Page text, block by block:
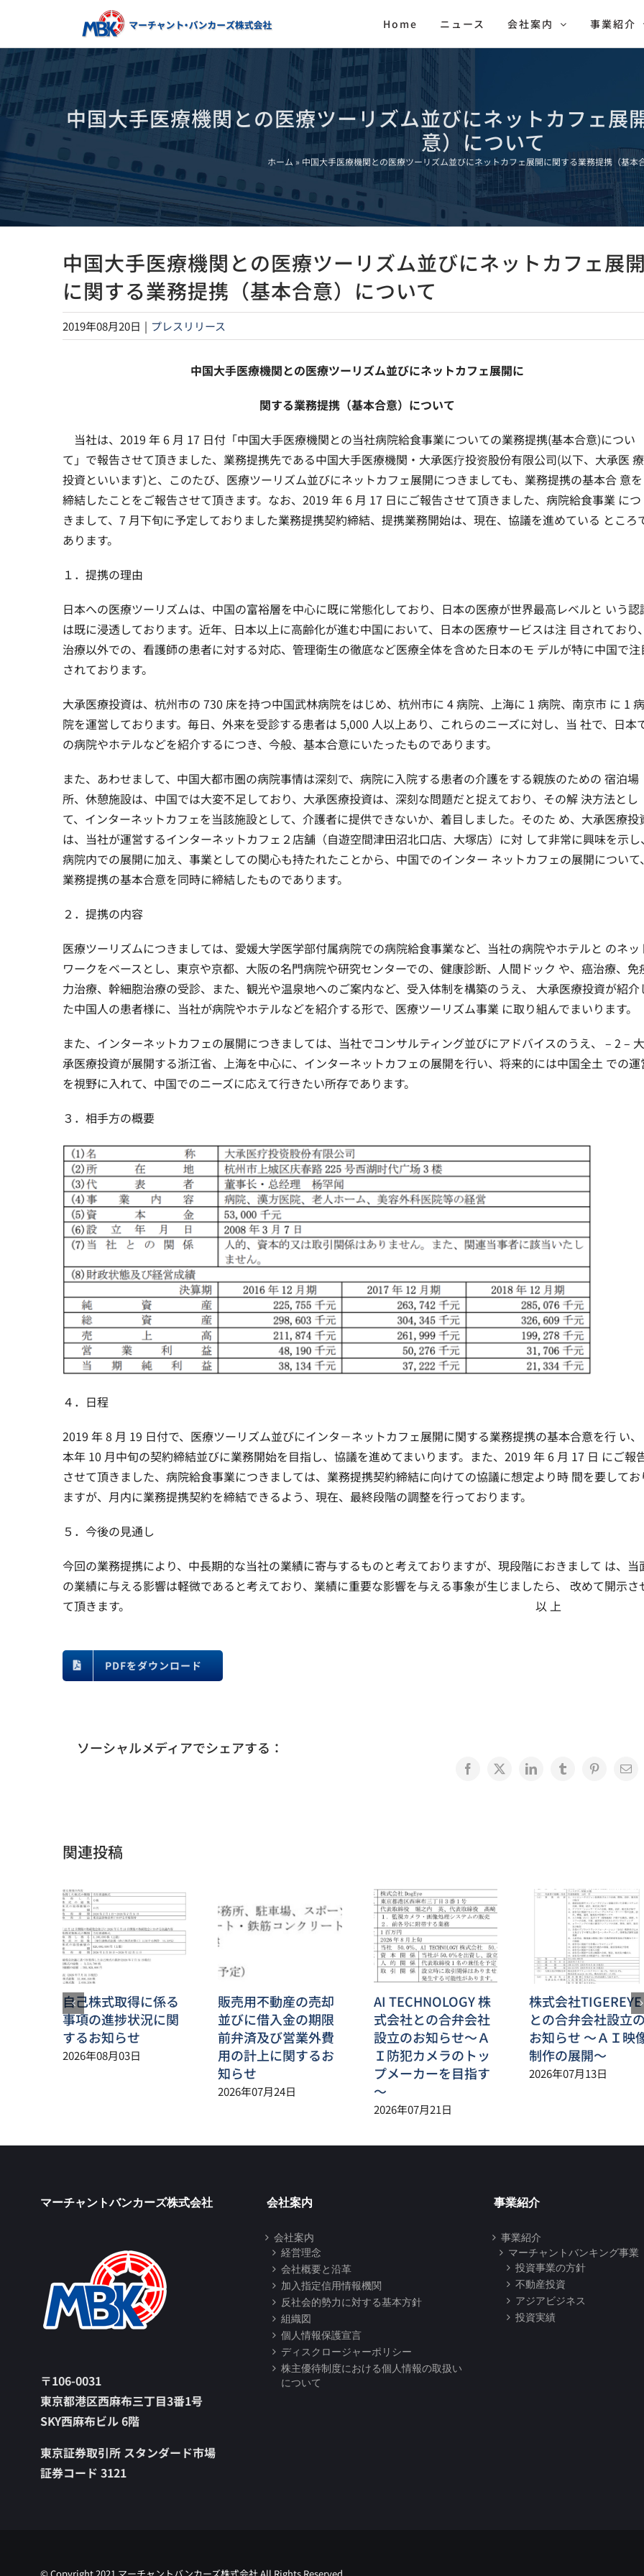
content
Home ニュース 会社案内 事業紹介
中国大手医療機関との医療ツーリズム並びにネットカフェ展
意）について
ホーム » 中国大手医療機関との医療ツーリズム並びにネットカフェ展開に関する業務提携（基本
中国大手医療機関との医療ツーリズム並びにネットカフェ展開
に関する業務提携（基本合意）について
2019年08月20日 | プレスリリース
中国大手医療機関との医療ツーリズム並びにネットカフェ展開に
関する業務提携（基本合意）について
当社は、2019 年 6 月 17 日付「中国大手医療機関との当社病院給食事業についての業務提携(基本合意)につい
て」で報告させて頂きました、業務提携先である中国大手医療機関・大承医疗投资股份有限公司(以下、大承医 療
投資といいます)と、このたび、医療ツーリズム並びにネットカフェ展開につきましても、業務提携の基本合 意を
締結したことをご報告させて頂きます。なお、2019 年 6 月 17 日にご報告させて頂きました、病院給食事業 につ
きまして、7 月下旬に予定しておりました業務提携契約締結、提携業務開始は、現在、協議を進めている ところ
あります。
１．提携の理由
日本への医療ツーリズムは、中国の富裕層を中心に既に常態化しており、日本の医療が世界最高レベルと いう認
は既に浸透しております。近年、日本以上に高齢化が進む中国において、日本の医療サービスは注 目されており、
治療以外での、看護師の患者に対する対応、管理衛生の徹底など医療全体を含めた日本のモ デルが特に中国で注
されております。
大承医療投資は、杭州市の 730 床を持つ中国武林病院をはじめ、杭州市に 4 病院、上海に 1 病院、南京市 に 1 病
院を運営しております。毎日、外来を受診する患者は 5,000 人以上あり、これらのニーズに対し、当 社で、日本
の病院やホテルなどを紹介するにつき、今般、基本合意にいたったものであります。
また、あわせまして、中国大都市圏の病院事情は深刻で、病院に入院する患者の介護をする親族のための 宿泊場
所、休憩施設は、中国では大変不足しており、大承医療投資は、深刻な問題だと捉えており、その解 決方法とし
て、インターネットカフェを当該施設として、介護者に提供できないか、着目しました。そのた め、大承医療投
は、当社が運営するインターネットカフェ２店舗（自遊空間津田沼北口店、大塚店）に対 して非常に興味を示し、
病院内での展開に加え、事業としての関心も持たれたことから、中国でのインター ネットカフェの展開について、
業務提携の基本合意を同時に締結したものであります。
２．提携の内容
医療ツーリズムにつきましては、愛媛大学医学部付属病院での病院給食事業など、当社の病院やホテルと のネッ
ワークをベースとし、東京や京都、大阪の名門病院や研究センターでの、健康診断、人間ドック や、癌治療、免
力治療、幹細胞治療の受診、また、観光や温泉地へのご案内など、受入体制を構築のうえ、 大承医療投資が紹介
た中国人の患者様に、当社が病院やホテルなどを紹介する形で、医療ツーリズム事業 に取り組んでまいります。
また、インターネットカフェの展開につきましては、当社でコンサルティング並びにアドバイスのうえ、 – 2 – 大
承医療投資が展開する浙江省、上海を中心に、インターネットカフェの展開を行い、将来的には中国全土 での運
を視野に入れて、中国でのニーズに応えて行きたい所存であります。
３．相手方の概要
４．日程
2019 年 8 月 19 日付で、医療ツーリズム並びにインタ－ネットカフェ展開に関する業務提携の基本合意を行 い、
本年 10 月中旬の契約締結並びに業務開始を目指し、協議を進めてまいります。また、2019 年 6 月 17 日 にご報
させて頂きました、病院給食事業につきましては、業務提携契約締結に向けての協議に想定より時 間を要してお
ますが、月内に業務提携契約を締結できるよう、現在、最終段階の調整を行っております。
５．今後の見通し
今回の業務提携により、中長期的な当社の業績に寄与するものと考えておりますが、現段階におきまして は、当
の業績に与える影響は軽微であると考えており、業績に重要な影響を与える事象が生じましたら、 改めて開示さ
て頂きます。 以 上
PDFをダウンロード
ソーシャルメディアでシェアする：
Facebook
X LinkedInTumblrPinterest
電
関連投稿
自己株式取得に係る
事項の進捗状況に関
するお知らせ
2026年08月03日
販売用不動産の売却
並びに借入金の期限
前弁済及び営業外費
用の計上に関するお
知らせ
2026年07月24日
AI TECHNOLOGY 株
式会社との合弁会社
設立のお知らせ～Ａ
Ｉ防犯カメラのトッ
プメーカーを目指す
～
2026年07月21日
株式会社TIGEREYE
との合弁会社設立
お知らせ ～ＡＩ映
制作の展開～
2026年07月13日
マーチャントバンカーズ株式会社
〒106-0031
東京都港区西麻布三丁目3番1号
SKY西麻布ビル 6階
東京証券取引所 スタンダード市場
証券コード 3121
会社案内
会社案内
経営理念
会社概要と沿革
加入指定信用情報機関
反社会的勢力に対する基本方針
組織図
個人情報保護宣言
ディスクロージャーポリシー
株主優待制度における個人情報の取扱い
について
事業紹介
事業紹介
マーチャントバンキング事業
投資事業の方針
不動産投資
アジアビジネス
投資実績
© Copyright 2021 マーチャントバンカーズ株式会社 All Rights Reserved.